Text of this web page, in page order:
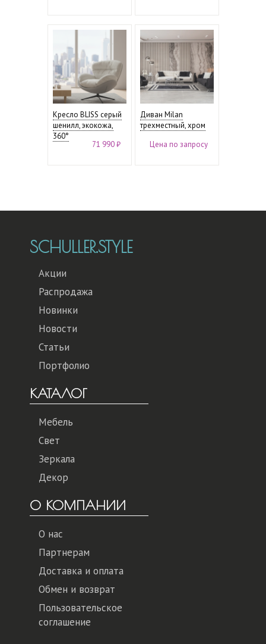
Кресло BLISS серый
шенилл, экокожа,
360°
71 990 ₽
Диван Milan
трехместный, хром
Цена по запросу
SCHULLER.STYLE
Акции
Распродажа
Новинки
Новости
Статьи
Портфолио
КАТАЛОГ
Мебель
Свет
Зеркала
Декор
О КОМПАНИИ
О нас
Партнерам
Доставка и оплата
Обмен и возврат
Пользовательское
соглашение